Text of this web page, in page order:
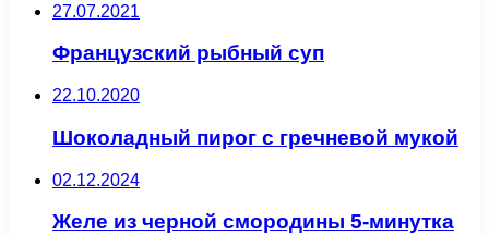
27.07.2021
Французский рыбный суп
22.10.2020
Шоколадный пирог с гречневой мукой
02.12.2024
Желе из черной смородины 5-минутка